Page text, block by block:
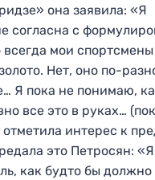
она заявила: «Я
согласна с
всегда мои спортсмены
Нет, оно по-
Я пока не понимаю,
все это в руках…
интерес к
это Петросян:
как будто бы должно